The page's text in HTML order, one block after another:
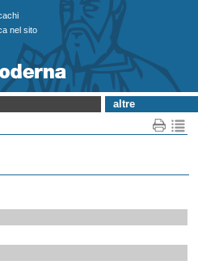
nel sito
altre